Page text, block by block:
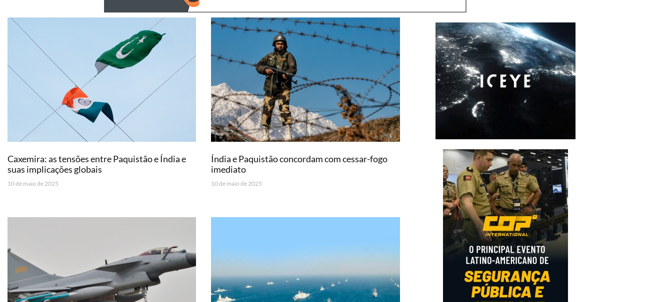
Caxemira: as tensões entre Paquistão e Índia e
suas implicações globais
10 de maio de 2025
Índia e Paquistão concordam com cessar-fogo
imediato
10 de maio de 2025